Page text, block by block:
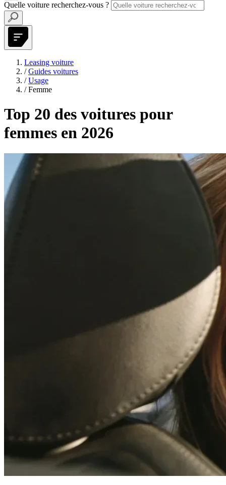
Quelle voiture recherchez-vous ?
Leasing voiture
/ Guides voitures
/ Usage
/ Femme
Top 20 des voitures pour
femmes en 2026